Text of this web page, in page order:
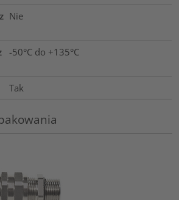
Nie
-50°C do +135°C
Tak